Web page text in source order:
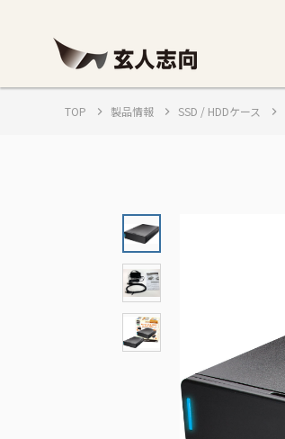
TOP 製品情報 SSD / HDDケース